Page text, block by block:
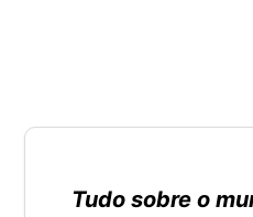
Tudo sobre o